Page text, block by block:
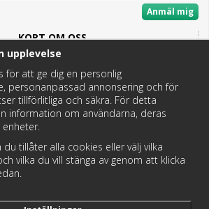
Anmäl mig
KORT OM OSS
bästa och mesta inom Badrum,
Fritidstoaletter och VVS.
Butik i Hedemora.
dig hitta rätt reservdel!
return/
upplevelse
för att ge dig en personlig
personanpassad annonsering och för
tillförlitliga och säkra. För detta
information om användarna, deras
du tillåter alla cookies eller välj vilka
vilka du vill stänga av genom att klicka